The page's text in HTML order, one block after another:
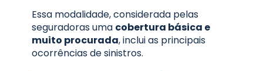
Essa modalidade, considerada pelas
seguradoras uma cobertura básica e
muito procurada, inclui as principais
ocorrências de sinistros.